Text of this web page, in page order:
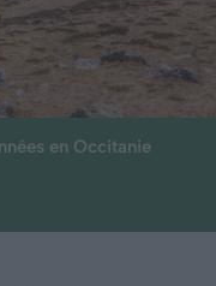
en Occitanie